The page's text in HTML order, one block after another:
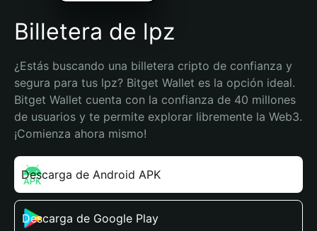
Billetera de lpz
¿Estás buscando una billetera cripto de confianza y
segura para tus lpz? Bitget Wallet es la opción ideal.
Bitget Wallet cuenta con la confianza de 40 millones
de usuarios y te permite explorar libremente la Web3.
¡Comienza ahora mismo!
Descarga de Android APK
Descarga de Google Play